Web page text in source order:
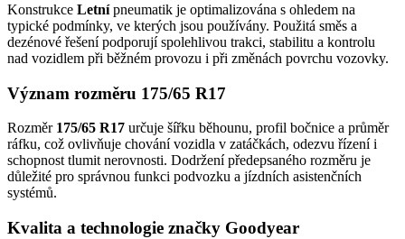
Konstrukce Letnípneumatik je optimalizována s ohledem na
typické podmínky, ve kterých jsou používány. Použitá směs a
dezénové řešení podporují spolehlivou trakci, stabilitu a kontrolu
nad vozidlem při běžném provozu i při změnách povrchu vozovky.
Význam rozměru 175/65 R17
Rozměr 175/65 R17 určuje šířku běhounu, profil bočnice a průměr
ráfku, což ovlivňuje chování vozidla v zatáčkách, odezvu řízení i
schopnost tlumit nerovnosti. Dodržení předepsaného rozměru je
důležité pro správnou funkci podvozku a jízdních asistenčních
systémů.
Kvalita a technologie značky Goodyear